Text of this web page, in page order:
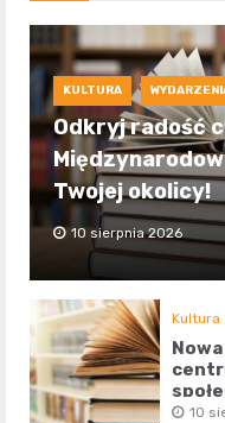
KULTURA
Odkryj radość
Twojej okolicy!
10 sierpnia 2026
Kultura
10